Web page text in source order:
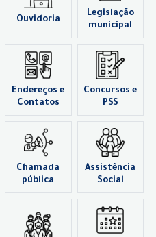
Ouvidoria
Legislação
municipal
Endereços e
Contatos
Concursos e
PSS
Chamada
pública
Assistência
Social